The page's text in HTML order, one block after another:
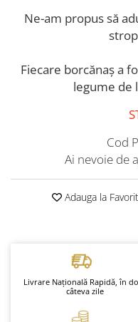
Ne-am propus să
Fiecare borcănaș a
legume de
Cod
Ai nevoie de
Adauga la
Livrare Națională Rapidă, în
câteva zile